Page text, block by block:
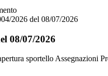
2026 del 08/07/2026
08/07/2026
sportello Assegnazioni